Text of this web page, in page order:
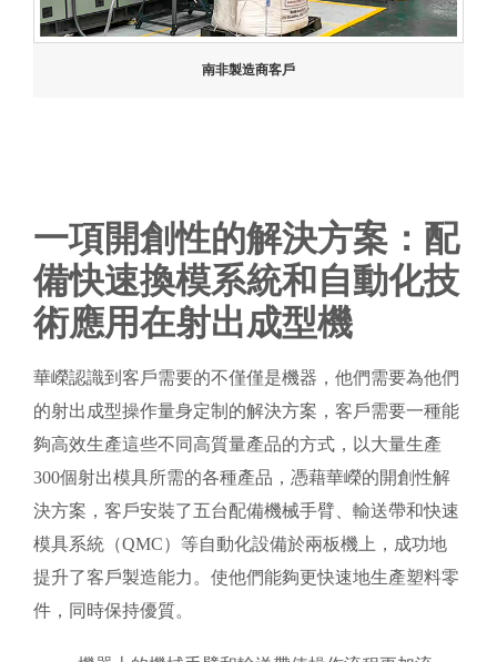
南非製造商客戶
一項開創性的解決方案：配
備快速換模系統和自動化技
術應用在射出成型機
華嶸認識到客戶需要的不僅僅是機器，他們需要為他們
的射出成型操作量身定制的解決方案，客戶需要一種能
夠高效生產這些不同高質量產品的方式，以大量生產
300個射出模具所需的各種產品，憑藉華嶸的開創性解
決方案，客戶安裝了五台配備機械手臂、輸送帶和快速
模具系統（QMC）等自動化設備於兩板機上，成功地
提升了客戶製造能力。使他們能夠更快速地生產塑料零
件，同時保持優質。